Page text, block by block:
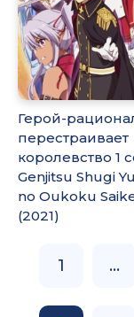
Герой-
перестраивает
королевство 1
Genjitsu Shugi
no Oukoku
(2021)
1 ...